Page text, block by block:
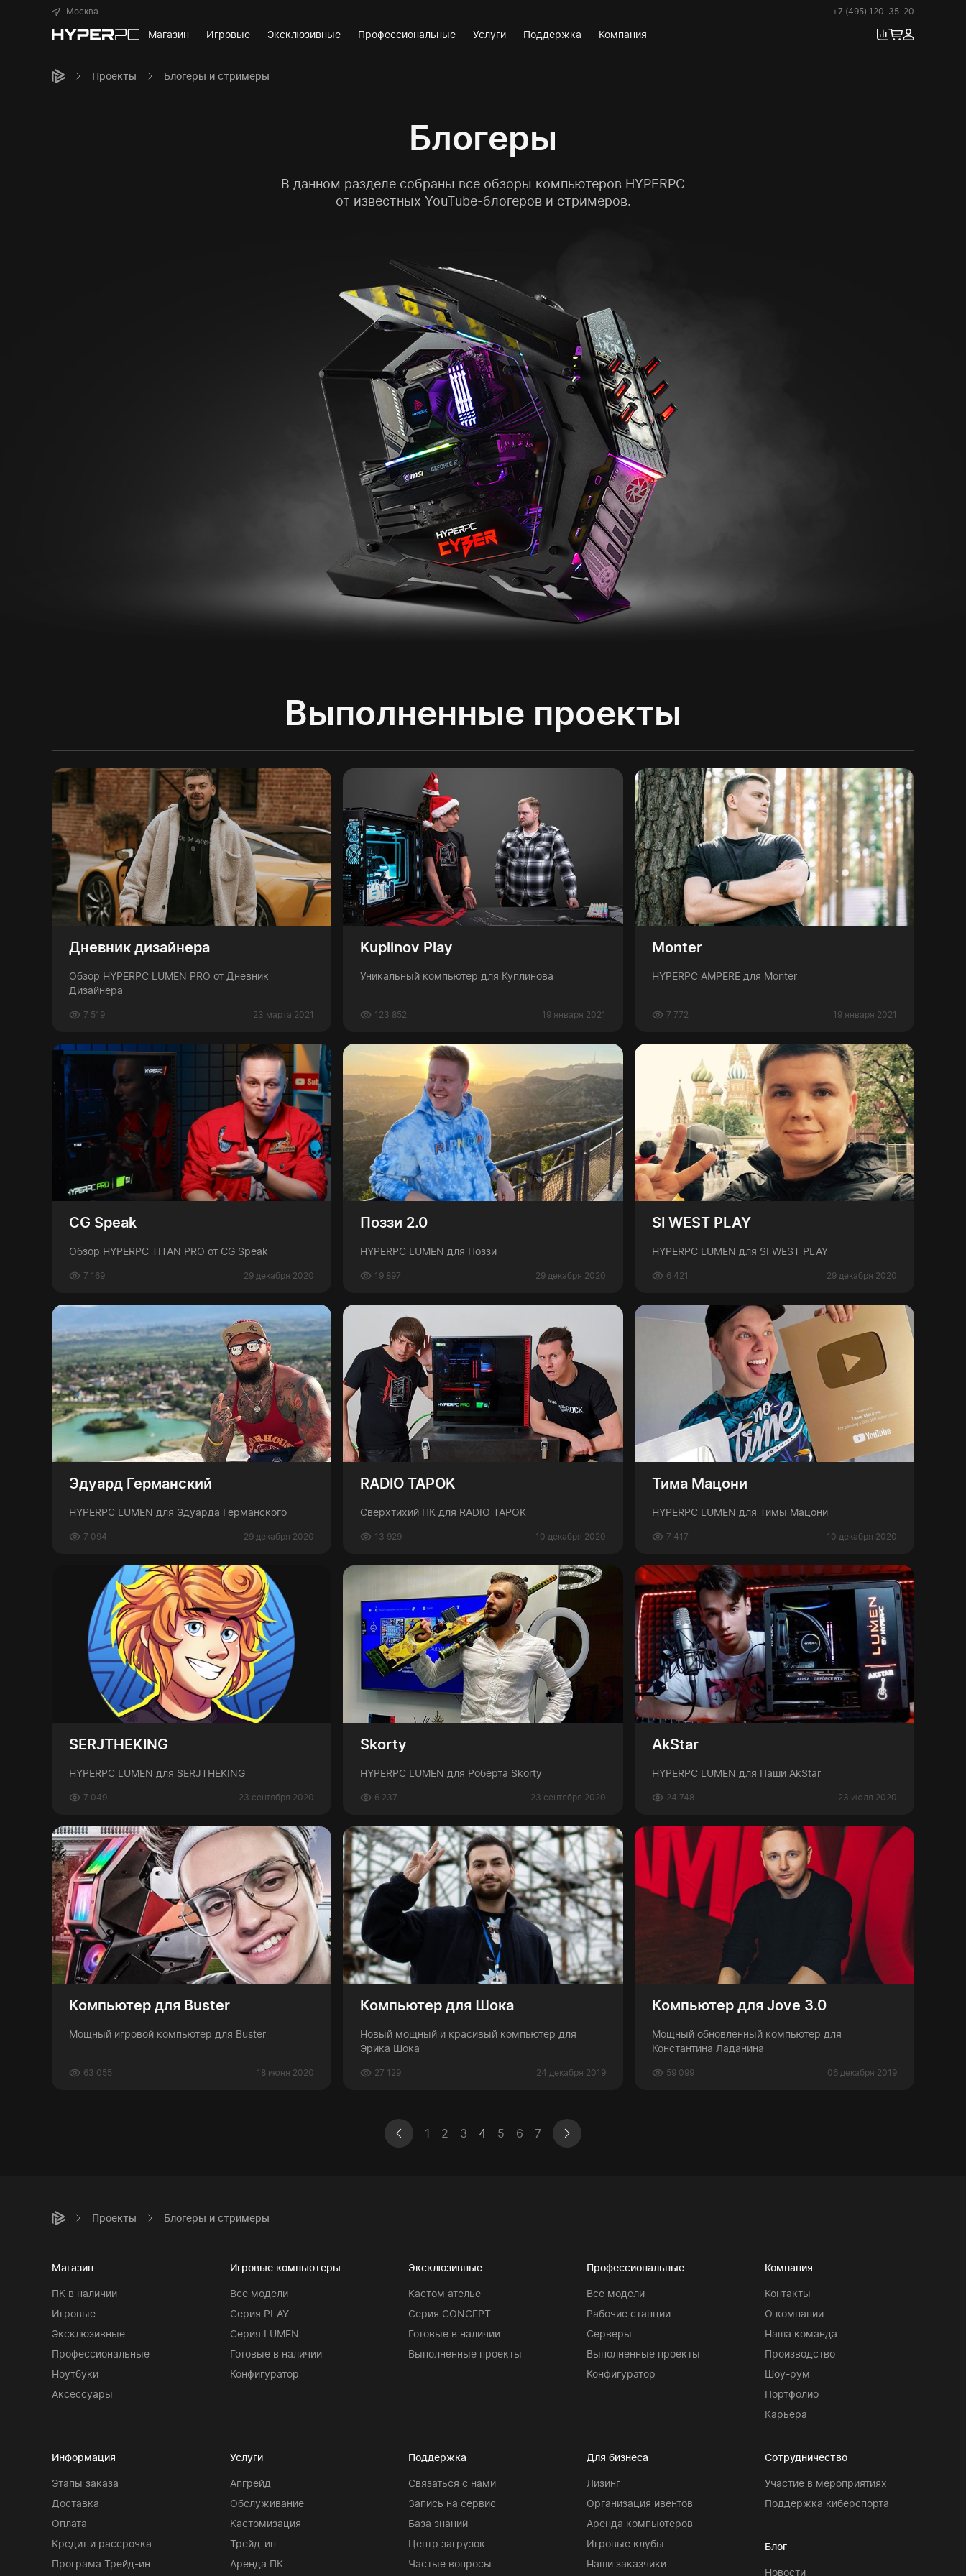
Москва +7 (495) 120-35-20
Магазин Игровые Эксклюзивные Профессиональные Услуги Поддержка Компания
Проекты Блогеры и стримеры
Блогеры
В данном разделе собраны все обзоры компьютеров HYPERPC
от известных YouTube-блогеров и стримеров.
Выполненные проекты
Дневник дизайнера
Обзор HYPERPC LUMEN PRO от Дневник
Дизайнера
23 марта 2021
7 519
Kuplinov Play
Уникальный компьютер для Куплинова
19 января 2021
123 852
Monter
HYPERPC AMPERE для Monter
19 января 2021
7 772
CG Speak
Обзор HYPERPC TITAN PRO от CG Speak
29 декабря 2020
7 169
Поззи 2.0
HYPERPC LUMEN для Поззи
29 декабря 2020
19 897
SI WEST PLAY
HYPERPC LUMEN для SI WEST PLAY
29 декабря 2020
6 421
Эдуард Германский
HYPERPC LUMEN для Эдуарда Германского
29 декабря 2020
7 094
RADIO TAPOK
Сверхтихий ПК для RADIO TAPOK
10 декабря 2020
13 929
Тима Мацони
HYPERPC LUMEN для Тимы Мацони
10 декабря 2020
7 417
SERJTHEKING
HYPERPC LUMEN для SERJTHEKING
23 сентября 2020
7 049
Skorty
HYPERPC LUMEN для Роберта Skorty
23 сентября 2020
6 237
AkStar
HYPERPC LUMEN для Паши AkStar
23 июля 2020
24 748
Компьютер для Buster
Мощный игровой компьютер для Buster
18 июня 2020
63 055
Компьютер для Шока
Новый мощный и красивый компьютер для
Эрика Шока
24 декабря 2019
27 129
Компьютер для Jove 3.0
Мощный обновленный компьютер для
Константина Ладанина
06 декабря 2019
59 099
1 2 3 4 5 6 7
Проекты Блогеры и стримеры
Магазин
ПК в наличии
Игровые
Эксклюзивные
Профессиональные
Ноутбуки
Аксессуары
Игровые компьютеры
Все модели
Серия PLAY
Серия LUMEN
Готовые в наличии
Конфигуратор
Эксклюзивные
Кастом ателье
Серия CONCEPT
Готовые в наличии
Выполненные проекты
Профессиональные
Все модели
Рабочие станции
Серверы
Выполненные проекты
Конфигуратор
Компания
Контакты
О компании
Наша команда
Производство
Шоу-рум
Портфолио
Карьера
Информация
Этапы заказа
Доставка
Оплата
Кредит и рассрочка
Програма Трейд-ин
Услуги
Апгрейд
Обслуживание
Кастомизация
Трейд-ин
Аренда ПК
Поддержка
Связаться с нами
Запись на сервис
База знаний
Центр загрузок
Частые вопросы
Для бизнеса
Лизинг
Организация ивентов
Аренда компьютеров
Игровые клубы
Наши заказчики
Сотрудничество
Участие в мероприятиях
Поддержка киберспорта
Блог
Новости